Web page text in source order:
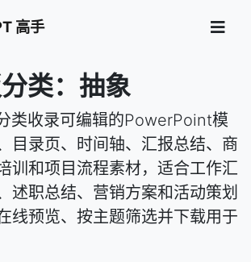
高手
类：抽象
类收录可编辑的PowerPoint模
目录页、时间轴、汇报总结、商
训和项目流程素材，适合工作汇
述职总结、营销方案和活动策划
线预览、按主题筛选并下载用于